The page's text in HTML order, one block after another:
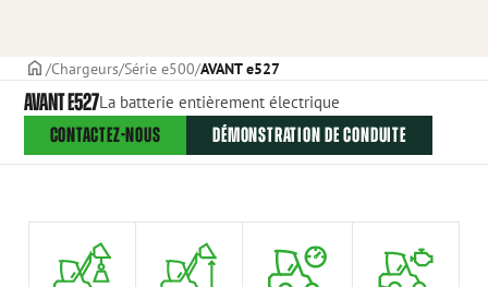
PAGE DE COUVERTURE
Chargeurs Série e500 AVANT e527
AVANT E527La batterie entièrement électrique
CONTACTEZ-NOUS DÉMONSTRATION DE CONDUITE